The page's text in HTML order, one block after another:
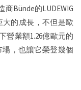
商Bünde的LUDEWIG
大的成長，不但是歐
營業額1.26億歐元的
，也讓它榮登幾個